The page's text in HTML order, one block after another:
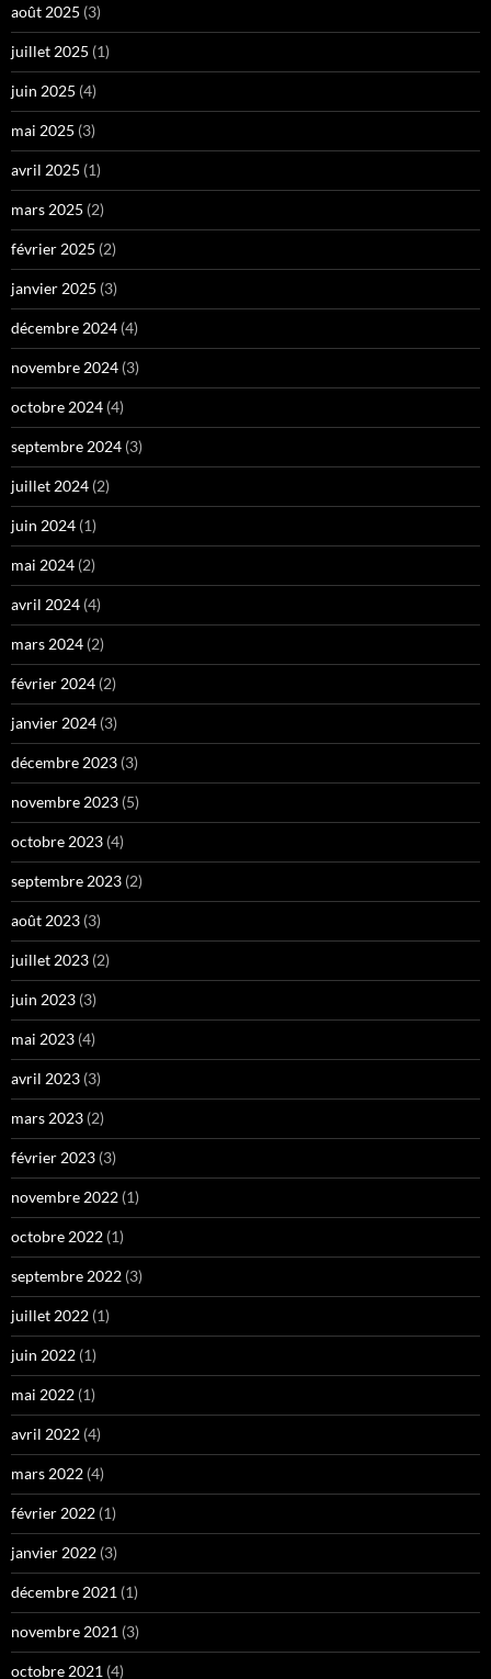
août 2025 (3)
juillet 2025 (1)
juin 2025 (4)
mai 2025 (3)
avril 2025 (1)
mars 2025 (2)
février 2025 (2)
janvier 2025 (3)
décembre 2024 (4)
novembre 2024 (3)
octobre 2024 (4)
septembre 2024 (3)
juillet 2024 (2)
juin 2024 (1)
mai 2024 (2)
avril 2024 (4)
mars 2024 (2)
février 2024 (2)
janvier 2024 (3)
décembre 2023 (3)
novembre 2023 (5)
octobre 2023 (4)
septembre 2023 (2)
août 2023 (3)
juillet 2023 (2)
juin 2023 (3)
mai 2023 (4)
avril 2023 (3)
mars 2023 (2)
février 2023 (3)
novembre 2022 (1)
octobre 2022 (1)
septembre 2022 (3)
juillet 2022 (1)
juin 2022 (1)
mai 2022 (1)
avril 2022 (4)
mars 2022 (4)
février 2022 (1)
janvier 2022 (3)
décembre 2021 (1)
novembre 2021 (3)
octobre 2021 (4)